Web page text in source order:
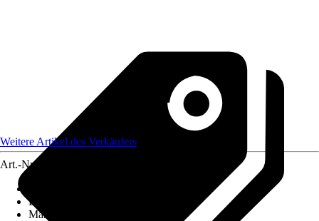
Weitere Artikel des Verkäufers
Art.-Nr.
Dekor / Muster
Maße (BxH)